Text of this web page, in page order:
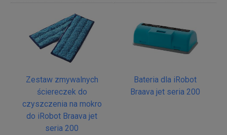
Zestaw zmywalnych
ściereczek do
czyszczenia na mokro
do iRobot Braava jet
seria 200
Bateria dla iRobot
Braava jet seria 200